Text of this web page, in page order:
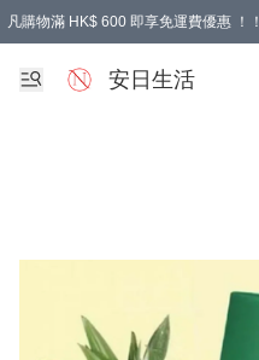
凡購物滿 HK$ 600 即享免運費優惠 ！！
安日生活